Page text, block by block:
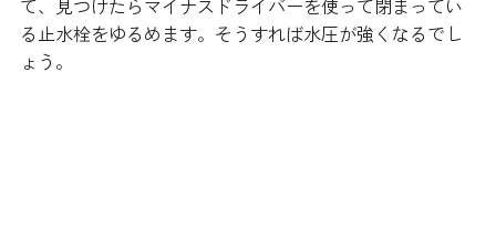
て、見つけたらマイナスドライバーを使って閉まってい
る止水栓をゆるめます。そうすれば水圧が強くなるでし
ょう。